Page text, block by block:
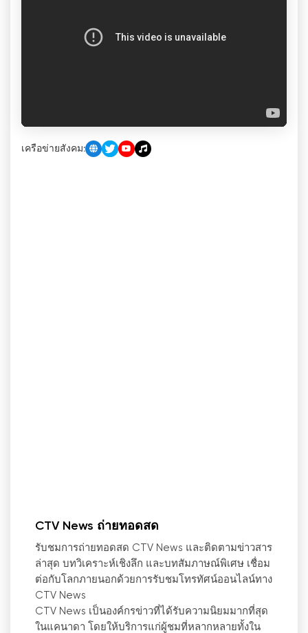
เครือข่ายสังคม:
CTV News ถ่ายทอดสด
รับชมการถ่ายทอดสด CTV News และติดตามข่าวสาร
ล่าสุด บทวิเคราะห์เชิงลึก และบทสัมภาษณ์พิเศษ เชื่อม
ต่อกับโลกภายนอกด้วยการรับชมโทรทัศน์ออนไลน์ทาง
CTV News
CTV News เป็นองค์กรข่าวที่ได้รับความนิยมมากที่สุด
ในแคนาดา โดยให้บริการแก่ผู้ชมที่หลากหลายทั้งใน